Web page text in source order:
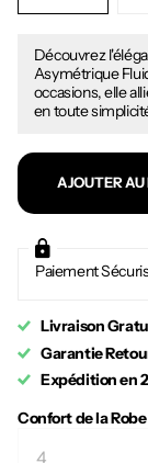
Découvrez
Asymétrique
occasions, elle
en toute
AJOUTER AU
Paiement
Livraison
Garantie
Expédition en
Confort de la